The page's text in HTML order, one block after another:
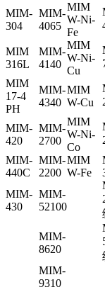
MIM-
304
MIM-
4065
MIM
W-Ni-
Fe
MIM
316L
MIM-
4140
MIM
W-Ni-
Cu
MIM
17-4
PH
MIM-
4340
MIM
W-Cu
MIM-
420
MIM-
2700
MIM
W-Ni-
Co
MIM-
440C
MIM-
2200
MIM
W-Fe
MIM-
430
MIM-
52100
MIM-
8620
MIM-
9310